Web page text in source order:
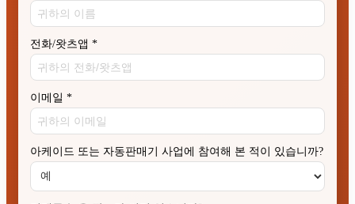
전화/왓츠앱 *
이메일 *
아케이드 또는 자동판매기 사업에 참여해 본 적이 있습니까?